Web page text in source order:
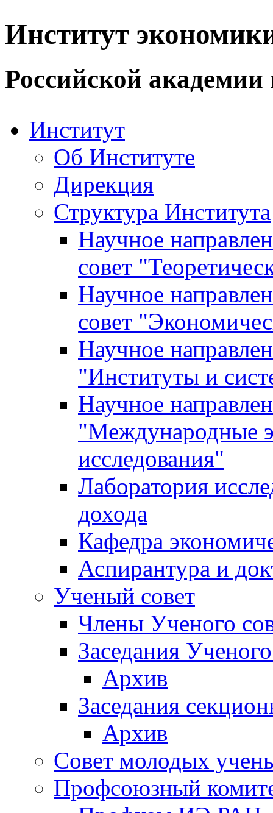
Институт
Российской академии
Институт
Об Институте
Дирекция
Структура Института
Научное
совет
Научное
совет
Научное
"Институты и
Научное
"Международные
исследования"
Лаборатория
дохода
Кафедра
Аспирантура и
Ученый совет
Члены Ученого
Заседания
Архив
Заседания
Архив
Совет молодых
Профсоюзный